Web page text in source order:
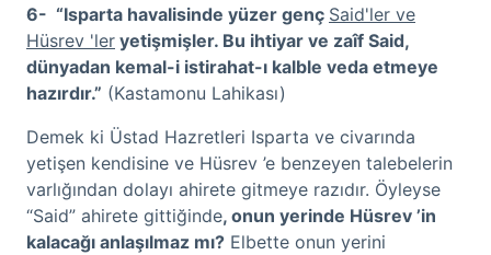
6- “Isparta havalisinde yüzer genç Said'ler ve
Hüsrev 'ler yetişmişler. Bu ihtiyar ve zaîf Said,
dünyadan kemal-i istirahat-ı kalble veda etmeye
hazırdır.” (Kastamonu Lahikası)
Demek ki Üstad Hazretleri Isparta ve civarında
yetişen kendisine ve Hüsrev ’e benzeyen talebelerin
varlığından dolayı ahirete gitmeye razıdır. Öyleyse
“Said” ahirete gittiğinde, onun yerinde Hüsrev ’in
kalacağı anlaşılmaz mı? Elbette onun yerini